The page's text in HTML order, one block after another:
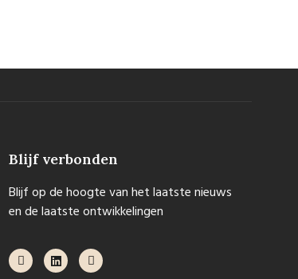
Blijf verbonden
Blijf op de hoogte van het laatste nieuws
en de laatste ontwikkelingen